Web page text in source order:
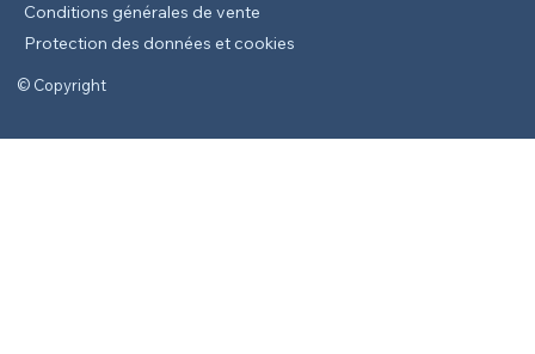
Conditions générales de vente
Protection des données et cookies
© Copyright